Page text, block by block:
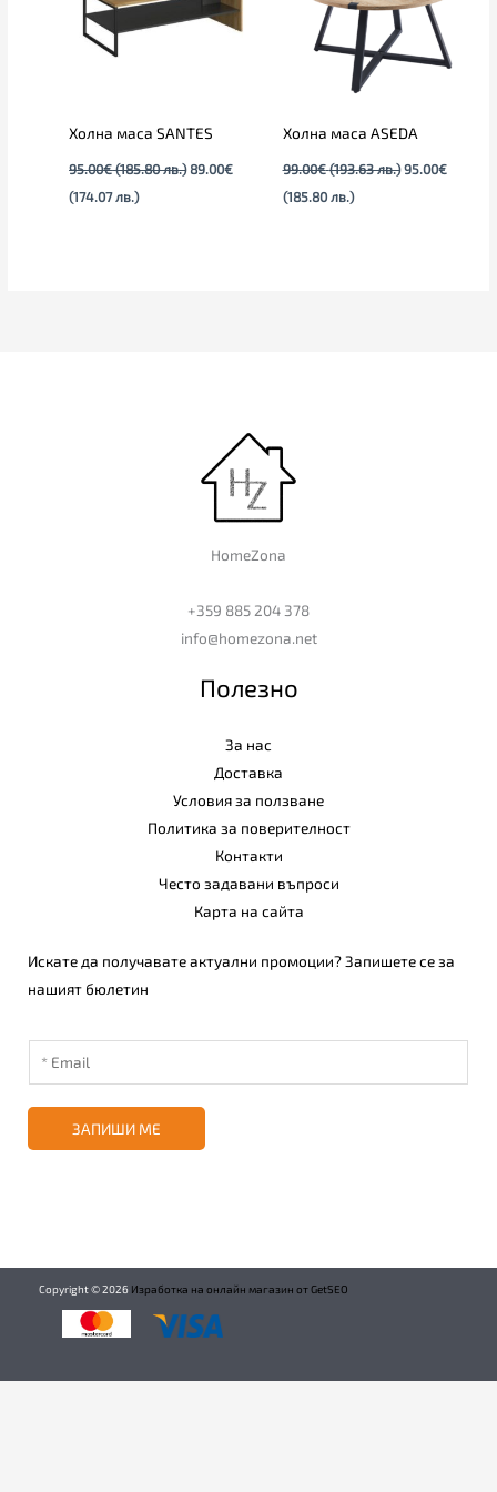
Холна маса SANTES
95.00€ (185.80 лв.)
лв.).
89.00€
(174.07 лв.)
Холна маса ASEDA
99.00€ (193.63 лв.)
лв.).
95.00€
(185.80 лв.)
лв.).
HomeZona
+359 885 204 378
info@homezona.net
Полезно
За нас
Доставка
Условия за ползване
Политика за поверителност
Контакти
Често задавани въпроси
Карта на сайта
Искате да получавате актуални промоции? Запишете се за
нашият бюлетин
ЗАПИШИ МЕ
Copyright ©2026 Изработка на онлайн магазин от GetSEO